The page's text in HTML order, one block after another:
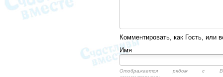
Комментировать, как Гость, или
Имя
Отображается рядом с